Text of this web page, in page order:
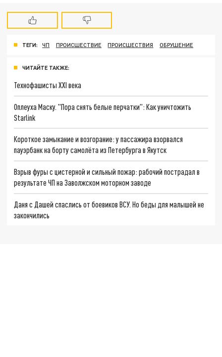
ТЕГИ: ЧП ПРОИСШЕСТВИЕ ПРОИСШЕСТВИЯ ОБРУШЕНИЕ
ЧИТАЙТЕ ТАКЖЕ:
Технофашисты XXI века
Оплеуха Маску. "Пора снять белые перчатки": Как уничтожить
Starlink
Короткое замыкание и возгорание: у пассажира взорвался
пауэрбанк на борту самолëта из Петербурга в Якутск
Взрыв фуры с цистерной и сильный пожар: рабочий пострадал в
результате ЧП на Заволжском моторном заводе
Даня с Дашей спаслись от боевиков ВСУ. Но беды для малышей не
закончились